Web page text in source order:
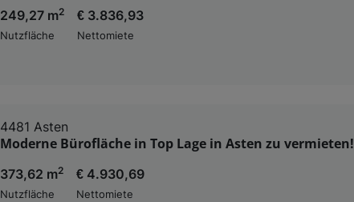
249,27 m2
Nutzfläche
€ 3.836,93
Nettomiete
4481 Asten
Moderne Bürofläche in Top Lage in Asten zu vermieten!
373,62 m2
Nutzfläche
€ 4.930,69
Nettomiete